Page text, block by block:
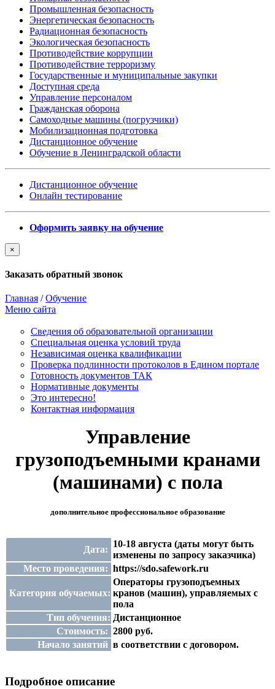
Промышленная безопасность
Энергетическая безопасность
Радиационная безопасность
Экологическая безопасность
Противодействие коррупции
Противодействие терроризму
Государственные и муниципальные закупки
Доступная среда
Управление персоналом
Гражданская оборона
Самоходные машины (погрузчики)
Мобилизационная подготовка
Дистанционное обучение
Обучение в Ленинградской области
Дистанционное обучение
Онлайн тестирование
Оформить заявку на обучение
×
Заказать обратный звонок
Главная /Обучение
Меню сайта
Сведения об образовательной организации
Cпециальная оценка условий труда
Независимая оценка квалификации
Проверка подлинности протоколов в Едином портале
Готовность документов ТАК
Нормативные документы
Это интересно!
Контактная информация
Управление
грузоподъемными кранами
(машинами) с пола
дополнительное профессиональное образование
Дата:
10-18 августа (даты могут быть
изменены по запросу заказчика)
Место проведения: https://sdo.safework.ru
Категория обучаемых:
Операторы грузоподъемных
кранов (машин), управляемых с
пола
Тип обучения: Дистанционное
Стоимость: 2800 руб.
Начало занятий в соответствии с договором.
Подробное описание